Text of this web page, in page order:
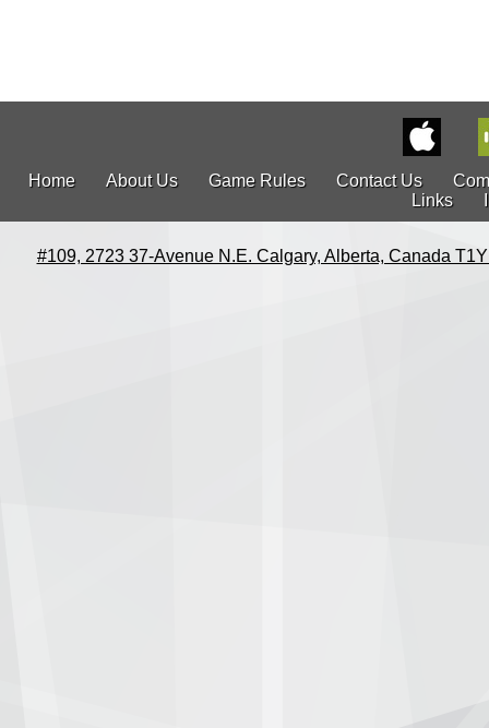
Home About Us Game Rules Contact Us
Links
#109, 2723 37-Avenue N.E. Calgary, Alberta, Canada